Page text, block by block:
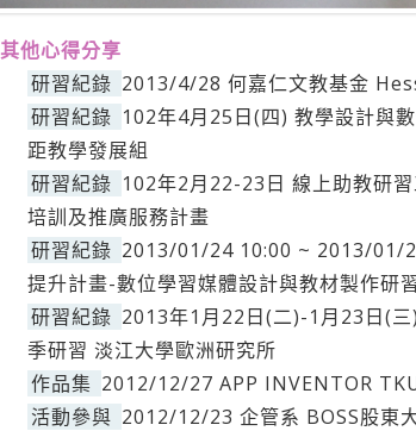
其他心得分享
研習紀錄 2013/4/28 何嘉仁文教基金
研習紀錄 102年4月25日(四) 教學設計與
距教學發展組
研習紀錄 102年2月22-23日 線上助教研
培訓及推廣服務計畫
研習紀錄 2013/01/24 10:00 ~ 2013/01/
提升計畫-數位學習媒體設計與教材製作研
研習紀錄 2013年1月22日(二)-1月23日(
季研習 淡江大學歐洲研究所
作品集 2012/12/27 APP INVENTOR
活動參與 2012/12/23 企管系 BOSS股東